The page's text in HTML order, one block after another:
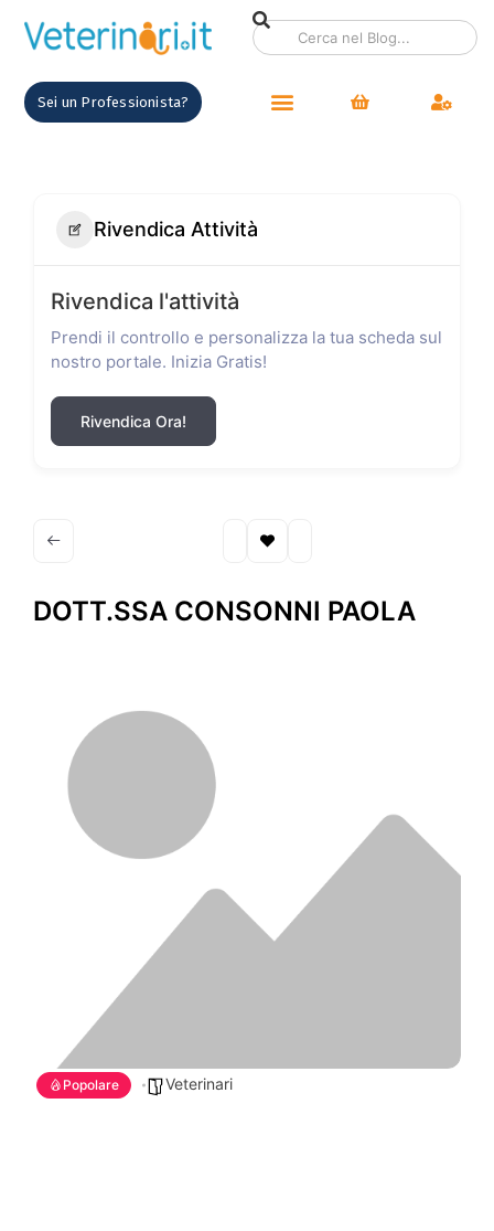
Sei un Professionista?
Rivendica Attività
Rivendica l'attività
Prendi il controllo e personalizza la tua scheda sul
nostro portale. Inizia Gratis!
Rivendica Ora!
DOTT.SSA CONSONNI PAOLA
Popolare Veterinari